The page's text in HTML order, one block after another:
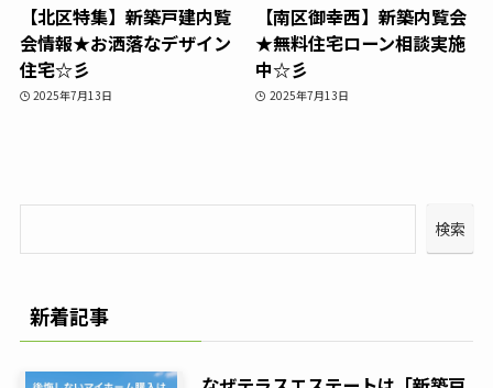
【北区特集】新築戸建内覧
会情報★お洒落なデザイン
住宅☆彡
2025年7月13日
【南区御幸西】新築内覧会
★無料住宅ローン相談実施
中☆彡
2025年7月13日
検索
新着記事